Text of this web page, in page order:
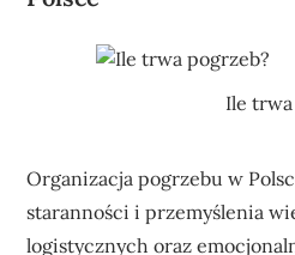
Ile
Organizacja pogrzebu w
staranności i przemyślenia
logistycznych oraz